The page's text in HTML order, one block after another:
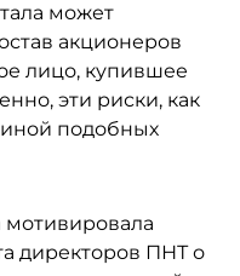
может
акционеров
лицо, купившее
эти риски, как
подобных
директоров ПНТ о